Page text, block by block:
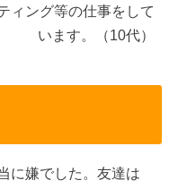
ィング等の仕事をして
います。（10代）
に嫌でした。友達は